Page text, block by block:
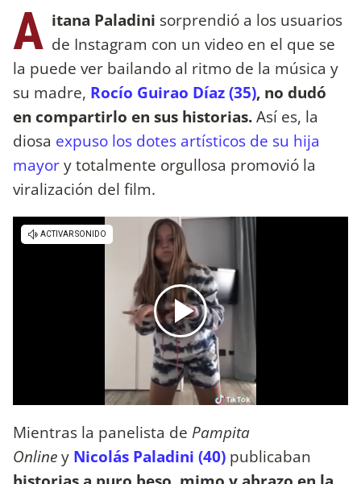
A itana Paladini sorprendió a los usuarios
de Instagram con un video en el que se
la puede ver bailando al ritmo de la música y
su madre, Rocío Guirao Díaz (35), no dudó
en compartirlo en sus historias.Así es, la
diosa expuso los dotes artísticos de su hija
mayory totalmente orgullosa promovió la
viralización del film.
Mientras la panelista de Pampita
Onliney Nicolás Paladini (40) publicaban